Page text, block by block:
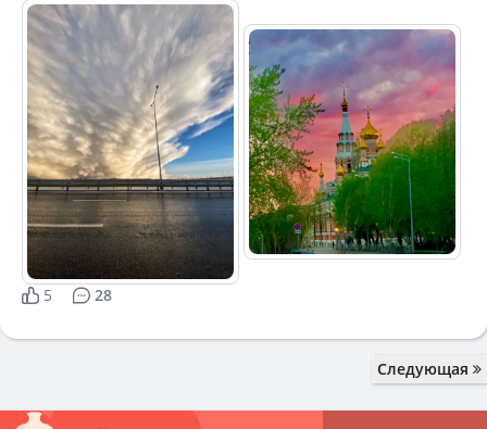
5 28
Следующая